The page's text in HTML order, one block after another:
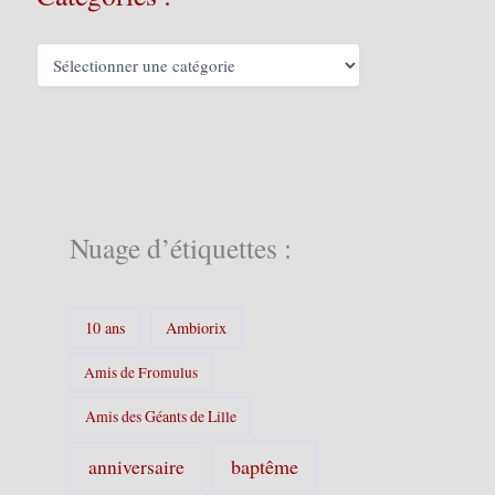
C
Nuage d’étiquettes :
10 ans Ambiorix
Amis de Fromulus
Amis des Géants de Lille
anniversaire baptême